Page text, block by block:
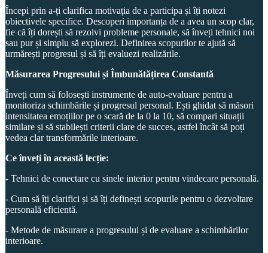
Începi prin a-ți clarifica motivația de a participa și îți notezi
obiectivele specifice. Descoperi importanța de a avea un scop clar,
fie că îți dorești să rezolvi probleme personale, să înveți tehnici noi
sau pur și simplu să explorezi. Definirea scopurilor te ajută să
urmărești progresul și să îți evaluezi realizările.
Măsurarea Progresului și Îmbunătățirea Constantă
Înveți cum să folosești instrumente de auto-evaluare pentru a
monitoriza schimbările și progresul personal. Ești ghidat să măsori
intensitatea emoțiilor pe o scară de la 0 la 10, să compari situații
similare și să stabilești criterii clare de succes, astfel încât să poți
vedea clar transformările interioare.
Ce înveți în această lecție:
- Tehnici de conectare cu sinele interior pentru vindecare personală.
- Cum să îți clarifici și să îți definești scopurile pentru o dezvoltare
personală eficientă.
- Metode de măsurare a progresului și de evaluare a schimbărilor
interioare.